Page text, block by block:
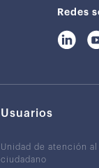
Redes
Usuarios
Unidad de atención al
ciudadano